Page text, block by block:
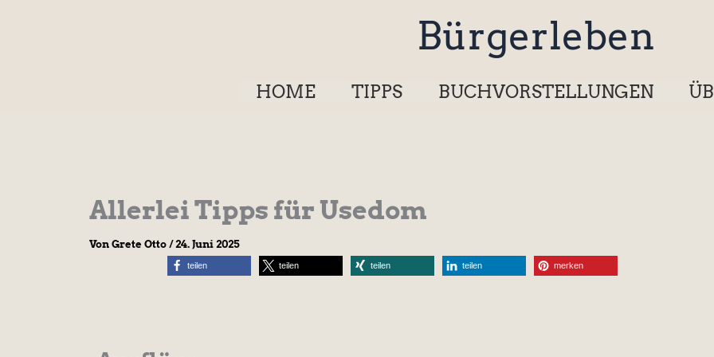
Bürgerleben
HOME TIPPS BUCHVORSTELLUNGEN
Allerlei Tipps für Usedom
Von Grete Otto /24. Juni 2025
teilen teilen teilen teilen merken